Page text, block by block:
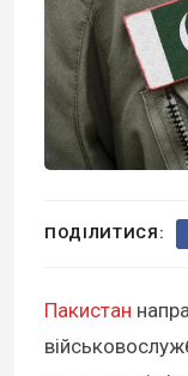
ПОДІЛИТИСЯ:
Пакистан